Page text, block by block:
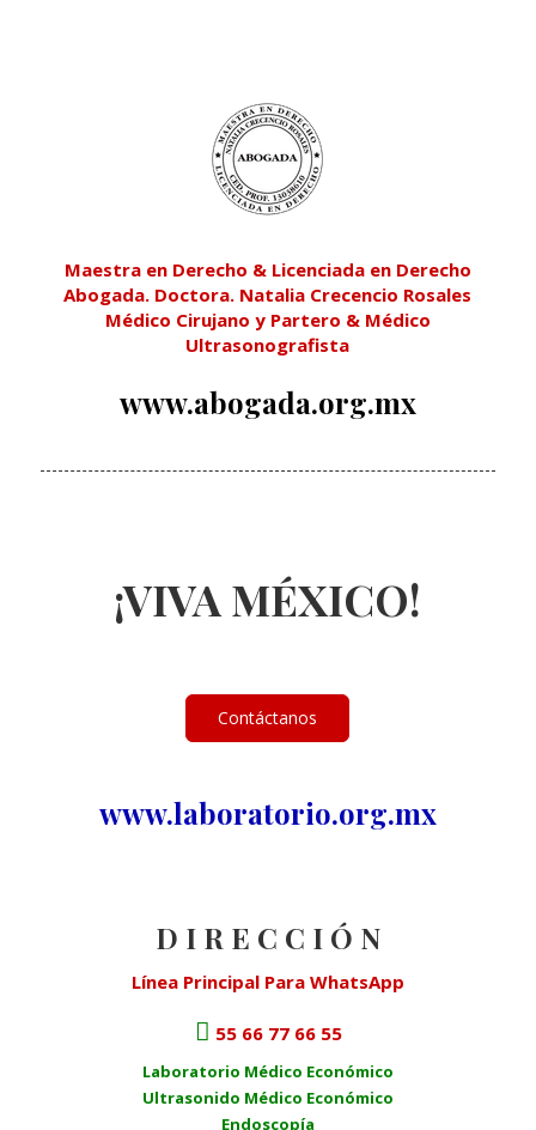
Maestra en Derecho & Licenciada en Derecho
Abogada. Doctora. Natalia Crecencio Rosales
Médico Cirujano y Partero & Médico
Ultrasonografista
www.abogada.org.mx
¡VIVA MÉXICO!
Contáctanos
www.laboratorio.org.mx
D I R E C C I Ó N
Línea Principal Para WhatsApp
55 66 77 66 55
Laboratorio Médico Económico
Ultrasonido Médico Económico
Endoscopía